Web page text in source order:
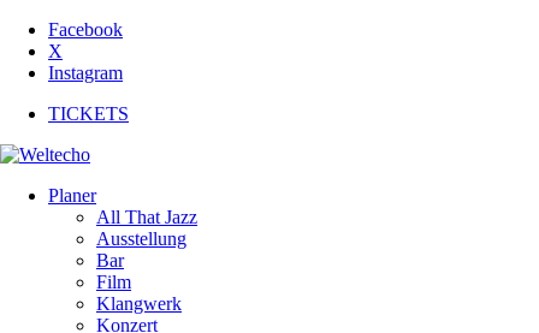
Facebook
X
Instagram
TICKETS
Planer
All That Jazz
Ausstellung
Bar
Film
Klangwerk
Konzert